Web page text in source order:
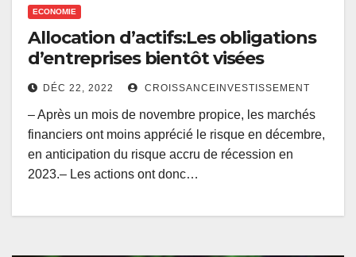
ECONOMIE
Allocation d’actifs:Les obligations
d’entreprises bientôt visées
DÉC 22, 2022 CROISSANCEINVESTISSEMENT
– Après un mois de novembre propice, les marchés
financiers ont moins apprécié le risque en décembre,
en anticipation du risque accru de récession en
2023.– Les actions ont donc…